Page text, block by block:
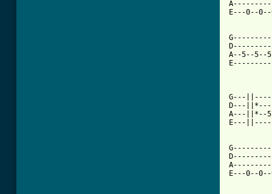
E---0--
A--5--5--
G---
D---
A---||*--
E---
E---0--